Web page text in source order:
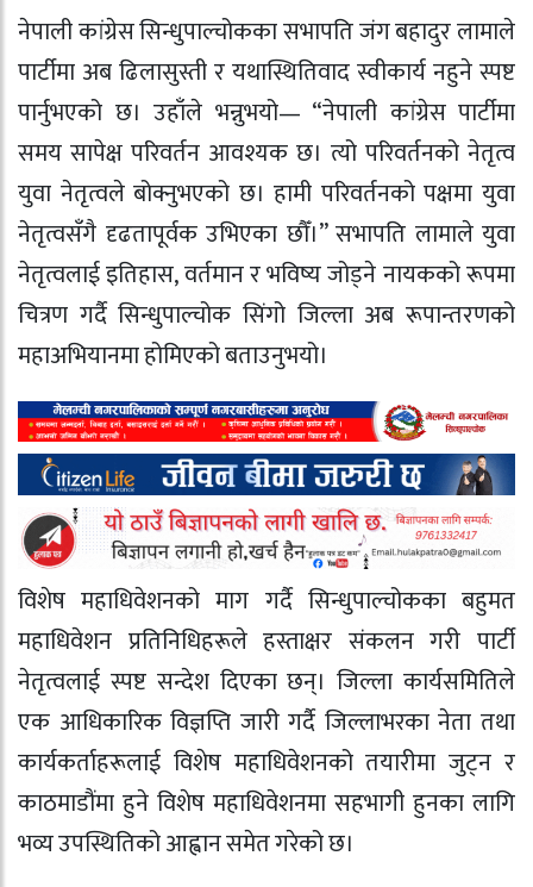
नेपाली कांग्रेस सिन्धुपाल्चोकका सभापति जंग बहादुर लामाले
पार्टीमा अब ढिलासुस्ती र यथास्थितिवाद स्वीकार्य नहुने स्पष्ट
पार्नुभएको छ। उहाँले भन्नुभयो— “नेपाली कांग्रेस पार्टीमा
समय सापेक्ष परिवर्तन आवश्यक छ। त्यो परिवर्तनको नेतृत्व
युवा नेतृत्वले बोक्नुभएको छ। हामी परिवर्तनको पक्षमा युवा
नेतृत्वसँगै दृढतापूर्वक उभिएका छौँ।” सभापति लामाले युवा
नेतृत्वलाई इतिहास, वर्तमान र भविष्य जोड्ने नायकको रूपमा
चित्रण गर्दै सिन्धुपाल्चोक सिंगो जिल्ला अब रूपान्तरणको
महाअभियानमा होमिएको बताउनुभयो।
विशेष महाधिवेशनको माग गर्दै सिन्धुपाल्चोकका बहुमत
महाधिवेशन प्रतिनिधिहरूले हस्ताक्षर संकलन गरी पार्टी
नेतृत्वलाई स्पष्ट सन्देश दिएका छन्। जिल्ला कार्यसमितिले
एक आधिकारिक विज्ञप्ति जारी गर्दै जिल्लाभरका नेता तथा
कार्यकर्ताहरूलाई विशेष महाधिवेशनको तयारीमा जुट्न र
काठमाडौंमा हुने विशेष महाधिवेशनमा सहभागी हुनका लागि
भव्य उपस्थितिको आह्वान समेत गरेको छ।